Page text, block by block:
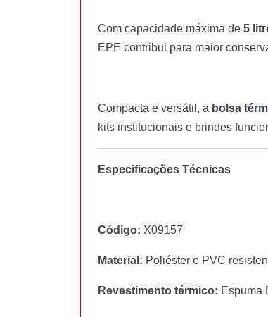
Com capacidade máxima de 5
EPE contribui para maior
Compacta e versátil, a bolsa
kits institucionais e brindes
Especificações Técnicas
Código: X09157
Material: Poliéster e PVC
Revestimento térmico: Espuma